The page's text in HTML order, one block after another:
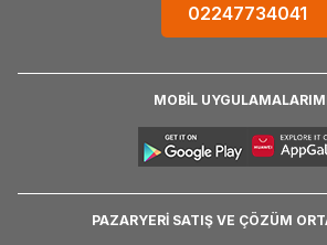
02247734041
MOBİL
PAZARYERİ SATIŞ VE ÇÖZÜM